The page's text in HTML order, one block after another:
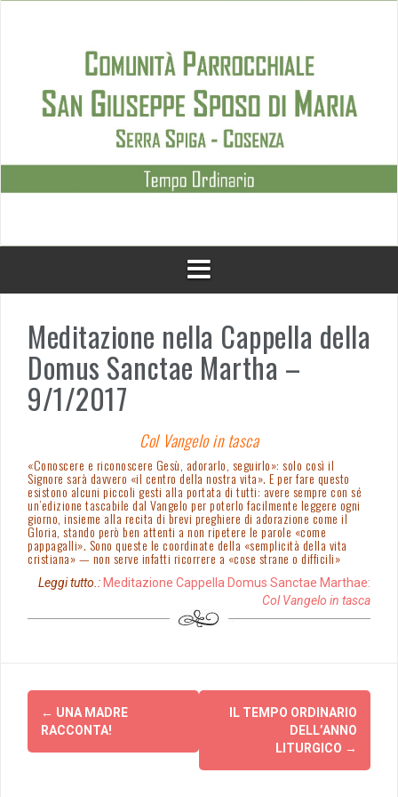
Meditazione nella Cappella della
Domus Sanctae Martha –
9/1/2017
Col Vangelo in tasca
«Conoscere e riconoscere Gesù, adorarlo, seguirlo»: solo così il
Signore sarà davvero «il centro della nostra vita». E per fare questo
esistono alcuni piccoli gesti alla portata di tutti: avere sempre con sé
un’edizione tascabile dal Vangelo per poterlo facilmente leggere ogni
giorno, insieme alla recita di brevi preghiere di adorazione come il
Gloria, stando però ben attenti a non ripetere le parole «come
pappagalli». Sono queste le coordinate della «semplicità della vita
cristiana» — non serve infatti ricorrere a «cose strane o difficili»
Leggi tutto.: Meditazione Cappella Domus Sanctae Marthae:
Col Vangelo in tasca
Post
navigation
← UNA MADRE
RACCONTA!
IL TEMPO ORDINARIO
DELL’ANNO
LITURGICO →